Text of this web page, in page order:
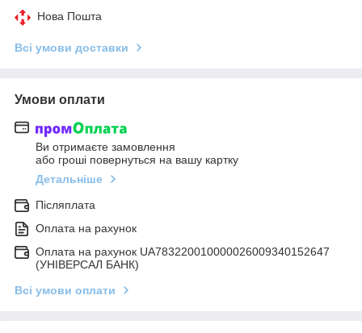
Нова Пошта
Всі умови доставки
Умови оплати
Ви отримаєте замовлення
або гроші повернуться на вашу картку
Детальніше
Післяплата
Оплата на рахунок
Оплата на рахунок UA783220010000026009340152647
(УНІВЕРСАЛ БАНК)
Всі умови оплати